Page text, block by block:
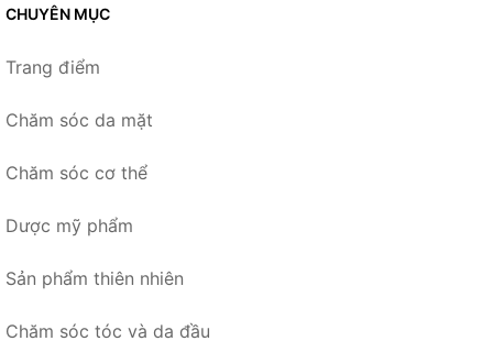
CHUYÊN MỤC
Trang điểm
Chăm sóc da mặt
Chăm sóc cơ thể
Dược mỹ phẩm
Sản phẩm thiên nhiên
Chăm sóc tóc và da đầu